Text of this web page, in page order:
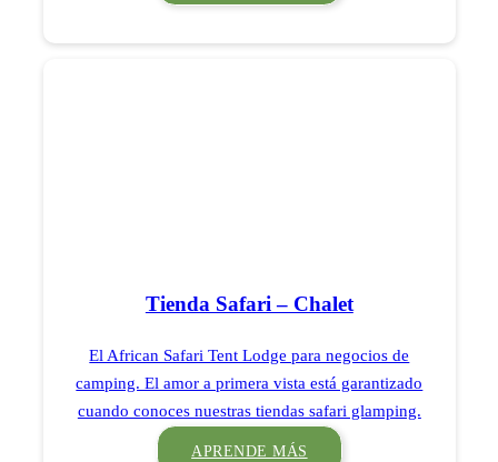
Tienda Safari – Chalet
El African Safari Tent Lodge para negocios de
camping. El amor a primera vista está garantizado
cuando conoces nuestras tiendas safari glamping.
APRENDE MÁS